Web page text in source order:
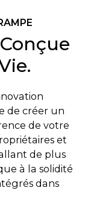
de créer un
de votre
et
allant de plus
à la solidité
dans